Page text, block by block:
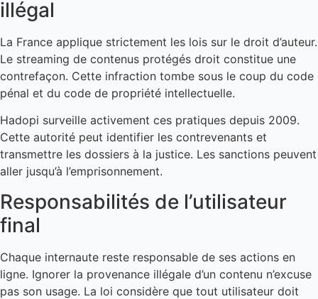
illégal
La France applique strictement les lois sur le droit d’auteur.
Le streaming de contenus protégés droit constitue une
contrefaçon. Cette infraction tombe sous le coup du code
pénal et du code de propriété intellectuelle.
Hadopi surveille activement ces pratiques depuis 2009.
Cette autorité peut identifier les contrevenants et
transmettre les dossiers à la justice. Les sanctions peuvent
aller jusqu’à l’emprisonnement.
Responsabilités de l’utilisateur
final
Chaque internaute reste responsable de ses actions en
ligne. Ignorer la provenance illégale d’un contenu n’excuse
pas son usage. La loi considère que tout utilisateur doit